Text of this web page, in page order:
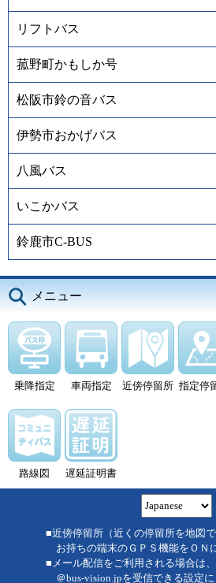
リフトバス
菰野町かもしか号
松阪市鈴の音バス
伊勢市おかげバス
八風バス
いこかバス
鈴鹿市C-BUS
メニュー
乗降指定 車両指定 近傍停留所 指定停
路線図 遅延証明書
■近傍停留所（近くの停留所を地図で
お持ちの端末のＧＰＳ機能をＯＮ
■メール配信をご利用される場合は、
＠bus-vision.jpを受信できる設定に